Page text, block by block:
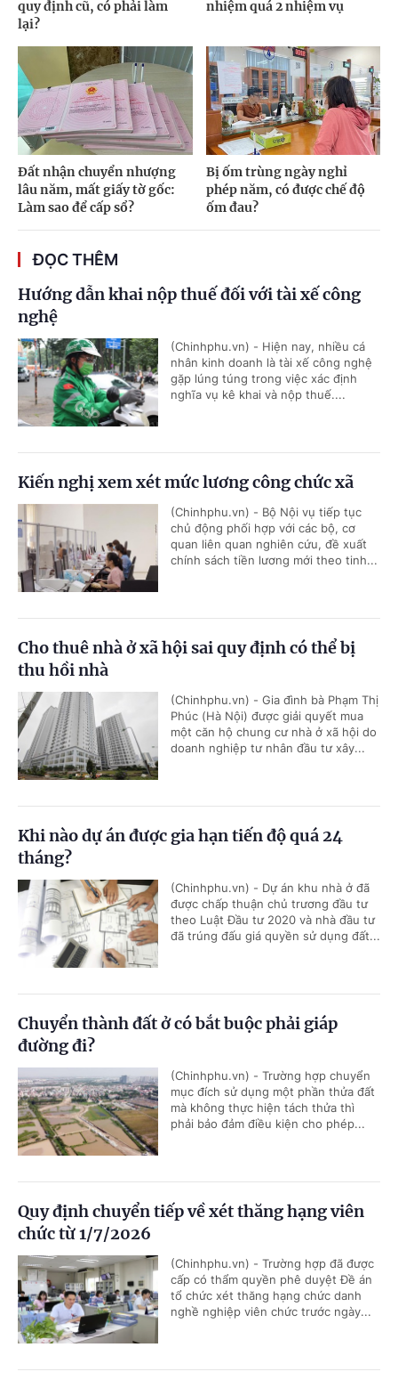
quy định cũ, có phải làm
lại?
nhiệm quá 2 nhiệm vụ
Đất nhận chuyển nhượng
lâu năm, mất giấy tờ gốc:
Làm sao để cấp sổ?
Bị ốm trùng ngày nghỉ
phép năm, có được chế độ
ốm đau?
ĐỌC THÊM
Hướng dẫn khai nộp thuế đối với tài xế công
nghệ
(Chinhphu.vn) - Hiện nay, nhiều cá
nhân kinh doanh là tài xế công nghệ
gặp lúng túng trong việc xác định
nghĩa vụ kê khai và nộp thuế....
Kiến nghị xem xét mức lương công chức xã
(Chinhphu.vn) - Bộ Nội vụ tiếp tục
chủ động phối hợp với các bộ, cơ
quan liên quan nghiên cứu, đề xuất
chính sách tiền lương mới theo tinh...
Cho thuê nhà ở xã hội sai quy định có thể bị
thu hồi nhà
(Chinhphu.vn) - Gia đình bà Phạm Thị
Phúc (Hà Nội) được giải quyết mua
một căn hộ chung cư nhà ở xã hội do
doanh nghiệp tư nhân đầu tư xây...
Khi nào dự án được gia hạn tiến độ quá 24
tháng?
(Chinhphu.vn) - Dự án khu nhà ở đã
được chấp thuận chủ trương đầu tư
theo Luật Đầu tư 2020 và nhà đầu tư
đã trúng đấu giá quyền sử dụng đất...
Chuyển thành đất ở có bắt buộc phải giáp
đường đi?
(Chinhphu.vn) - Trường hợp chuyển
mục đích sử dụng một phần thửa đất
mà không thực hiện tách thửa thì
phải bảo đảm điều kiện cho phép...
Quy định chuyển tiếp về xét thăng hạng viên
chức từ 1/7/2026
(Chinhphu.vn) - Trường hợp đã được
cấp có thẩm quyền phê duyệt Đề án
tổ chức xét thăng hạng chức danh
nghề nghiệp viên chức trước ngày...